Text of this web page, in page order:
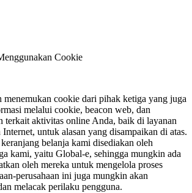
Cookie
cookie dari pihak ketiga yang juga
melalui cookie, beacon web, dan
terkait aktivitas online Anda, baik di layanan
untuk alasan yang disampaikan di atas.
belanja kami disediakan oleh
kami, yaitu Global-e, sehingga mungkin ada
oleh mereka untuk mengelola proses
perusahaan ini juga mungkin akan
melacak perilaku pengguna.